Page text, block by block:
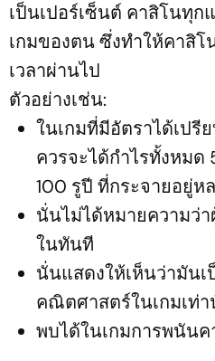
เป็นเปอร์เซ็นต์ คาสิโนทุก
เกมของตน ซึ่งทำให้คาสิโ
เวลาผ่านไป
ตัวอย่างเช่น:
ในเกมที่มีอัตราได้เปรี
ควรจะได้กำไรทั้งหมด
100 รูปี ที่กระจายอยู่ห
นั่นไม่ได้หมายความว่า
ในทันที
นั่นแสดงให้เห็นว่ามัน
คณิตศาสตร์ในเกมเท่
พบได้ในเกมการพนันค